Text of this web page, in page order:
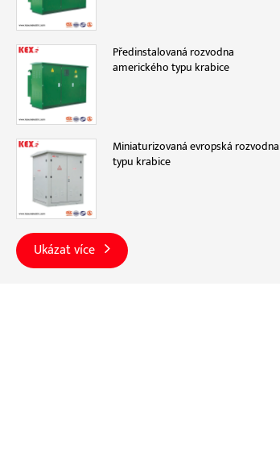
Předinstalovaná rozvodna
amerického typu krabice
Miniaturizovaná evropská rozvodna
typu krabice
Ukázat více